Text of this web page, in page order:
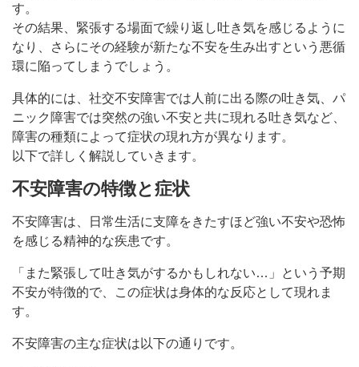
す。
その結果、緊張する場面で繰り返し吐き気を感じるように
なり、さらにその経験が新たな不安を生み出すという悪循
環に陥ってしまうでしょう。
具体的には、社交不安障害では人前に出る際の吐き気、パ
ニック障害では突然の強い不安と共に現れる吐き気など、
障害の種類によって症状の現れ方が異なります。
以下で詳しく解説していきます。
不安障害の特徴と症状
不安障害は、日常生活に支障をきたすほど強い不安や恐怖
を感じる精神的な疾患です。
「また緊張して吐き気がするかもしれない…」という予期
不安が特徴的で、この症状は身体的な反応として現れま
す。
不安障害の主な症状は以下の通りです。